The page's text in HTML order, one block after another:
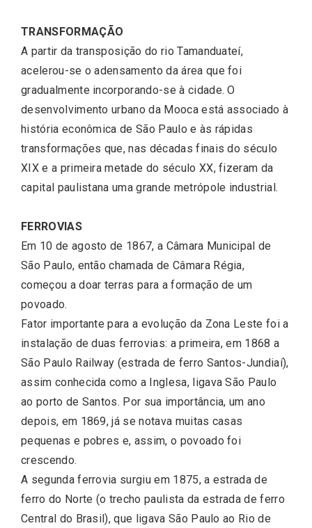
TRANSFORMAÇÃO
A partir da transposição do rio Tamanduateí,
acelerou-se o adensamento da área que foi
gradualmente incorporando-se à cidade. O
desenvolvimento urbano da Mooca está associado à
história econômica de São Paulo e às rápidas
transformações que, nas décadas finais do século
XIX e a primeira metade do século XX, fizeram da
capital paulistana uma grande metrópole industrial.
FERROVIAS
Em 10 de agosto de 1867, a Câmara Municipal de
São Paulo, então chamada de Câmara Régia,
começou a doar terras para a formação de um
povoado.
Fator importante para a evolução da Zona Leste foi a
instalação de duas ferrovias: a primeira, em 1868 a
São Paulo Railway (estrada de ferro Santos-Jundiaí),
assim conhecida como a Inglesa, ligava São Paulo
ao porto de Santos. Por sua importância, um ano
depois, em 1869, já se notava muitas casas
pequenas e pobres e, assim, o povoado foi
crescendo.
A segunda ferrovia surgiu em 1875, a estrada de
ferro do Norte (o trecho paulista da estrada de ferro
Central do Brasil), que ligava São Paulo ao Rio de